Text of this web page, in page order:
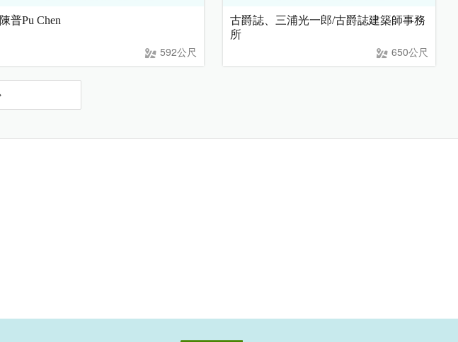
陳普Pu Chen
592公尺
古爵誌、三浦光一郎/古爵誌建築師事務
所
650公尺